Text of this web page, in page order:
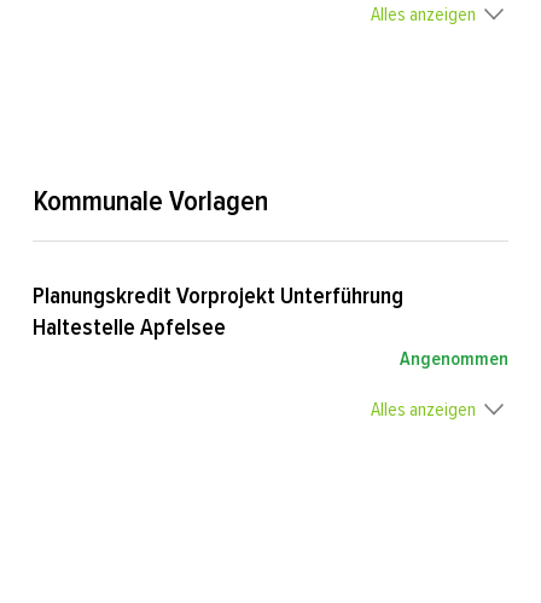
Alles anzeigen
Kommunale Vorlagen
Planungskredit Vorprojekt Unterführung
Haltestelle Apfelsee
Angenommen
Alles anzeigen